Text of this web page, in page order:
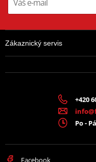
Zákaznický servis
+420
Po -
Facebook